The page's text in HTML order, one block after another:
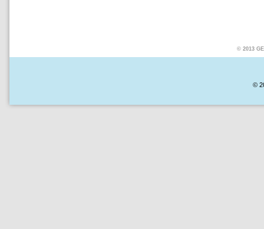
© 2013
©